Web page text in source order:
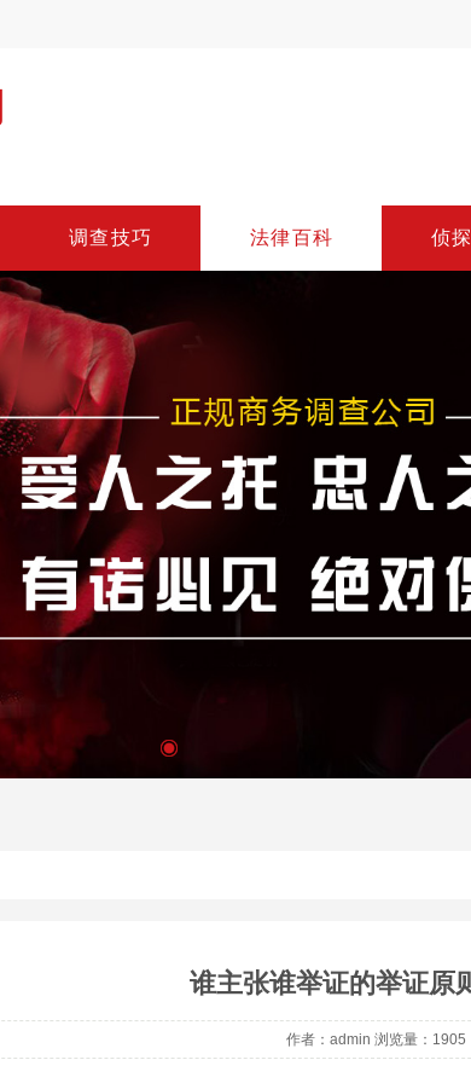
调查技巧 法律百科 侦探
谁主张谁举证的举证原
作者：admin 浏览量：1905